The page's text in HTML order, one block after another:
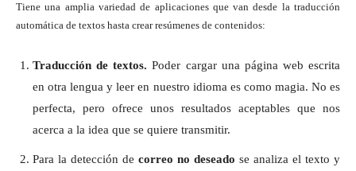
Tiene una amplia variedad de aplicaciones que van desde la traducción
automática de textos hasta crear resúmenes de contenidos:
Traducción de textos. Poder cargar una página web escrita
en otra lengua y leer en nuestro idioma es como magia. No es
perfecta, pero ofrece unos resultados aceptables que nos
acerca a la idea que se quiere transmitir.
Para la detección de correo no deseado se analiza el texto y